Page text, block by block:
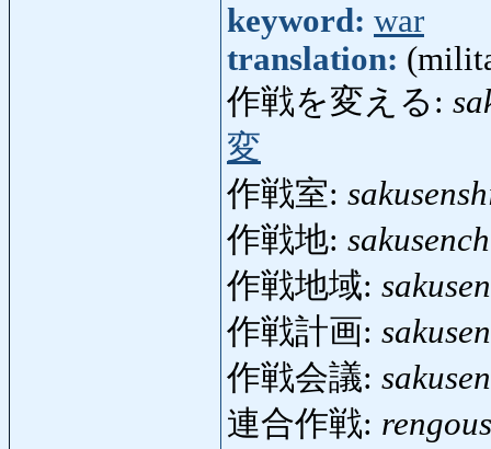
keyword: war
translation:
作戦を変える:
変
作戦室:
作戦地:
作戦地域:
作戦計画:
作戦会議:
連合作戦: